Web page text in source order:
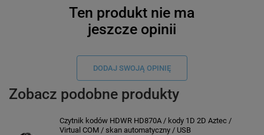
Ten produkt nie ma
jeszcze opinii
DODAJ SWOJĄ OPINIĘ
Zobacz podobne produkty
Czytnik kodów HDWR HD870A / kody 1D 2D Aztec /
Virtual COM / skan automatyczny / USB